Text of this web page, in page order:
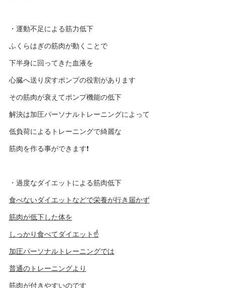
・運動不足による筋力低下
ふくらはぎの筋肉が動くことで
下半身に回ってきた血液を
心臓へ送り戻すポンプの役割があります
その筋肉が衰えてポンプ機能の低下
解決は加圧パーソナルトレーニングによって
低負荷によるトレーニングで綺麗な
筋肉を作る事ができます❗️
・過度なダイエットによる筋肉低下
食べないダイエットなどで栄養が行き届かず
筋肉が低下した体を
しっかり食べてダイエット☝️
加圧パーソナルトレーニングでは
普通のトレーニングより
筋肉が付きやすいのです